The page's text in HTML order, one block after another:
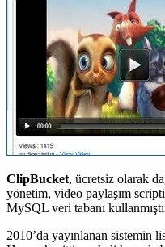
ClipBucket, ücretsiz olarak
yönetim, video paylaşım
MySQL veri tabanı
2010’da yayınlanan sistemin